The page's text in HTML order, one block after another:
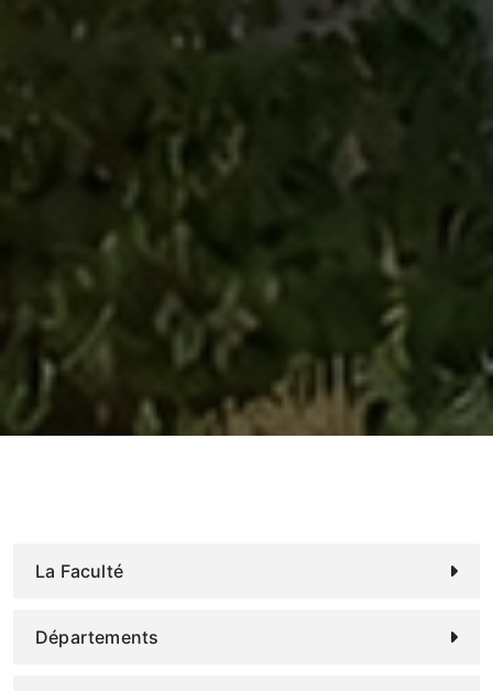
La Faculté
Départements